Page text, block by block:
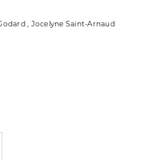
, Jocelyne Saint-Arnaud